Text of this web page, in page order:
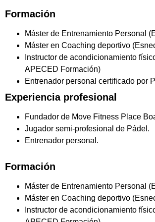
Formación
Máster de Entrenamiento Personal
Máster en Coaching deportivo
Instructor de acondicionamiento
APECED Formación)
Entrenador personal certificado por
Experiencia profesional
Fundador de Move Fitness Place
Jugador semi-profesional de Pádel.
Entrenador personal.
Formación
Máster de Entrenamiento Personal
Máster en Coaching deportivo
Instructor de acondicionamiento